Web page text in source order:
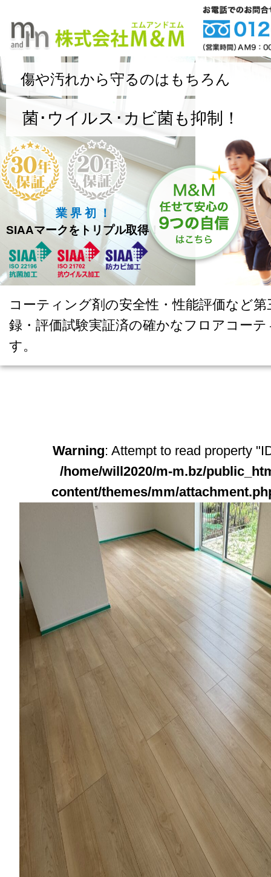
傷や汚れから守るのはもちろん
菌･ウイルス･カビ菌も抑制！
業 界 初 ！
SIAAマークをトリプル取得！
コーティング剤の安全性・性能評価など
録・評価試験実証済の確かなフロアコー
す。
Warning: Attempt to read property
/home/will2020/m-m.bz/
content/themes/mm/